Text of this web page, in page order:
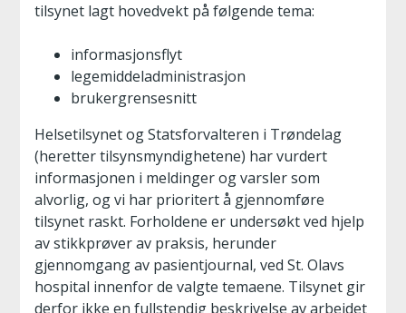
tilsynet lagt hovedvekt på følgende tema:
informasjonsflyt
legemiddeladministrasjon
brukergrensesnitt
Helsetilsynet og Statsforvalteren i Trøndelag
(heretter tilsynsmyndighetene) har vurdert
informasjonen i meldinger og varsler som
alvorlig, og vi har prioritert å gjennomføre
tilsynet raskt. Forholdene er undersøkt ved hjelp
av stikkprøver av praksis, herunder
gjennomgang av pasientjournal, ved St. Olavs
hospital innenfor de valgte temaene. Tilsynet gir
derfor ikke en fullstendig beskrivelse av arbeidet